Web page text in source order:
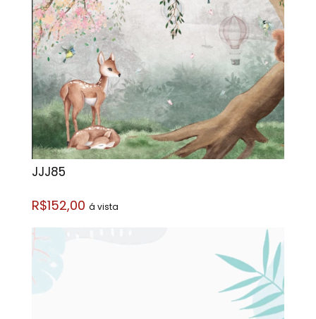
JJJ85
R$152,00 á vista